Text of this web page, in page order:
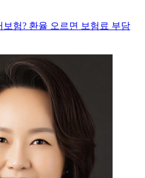
보험? 환율 오르면 보험료 부담